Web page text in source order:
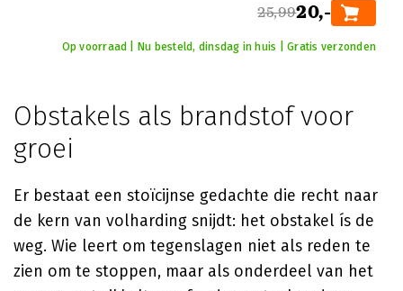
25,9920,-
Op voorraad | Nu besteld, dinsdag in huis | Gratis verzonden
Obstakels als brandstof voor
groei
Er bestaat een stoïcijnse gedachte die recht naar
de kern van volharding snijdt: het obstakel ís de
weg. Wie leert om tegenslagen niet als reden te
zien om te stoppen, maar als onderdeel van het